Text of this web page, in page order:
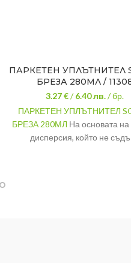
ПАРКЕТЕН УПЛЪТНИТЕЛ
БРЕЗА 280МЛ /
3.27 €/6.40лв. / бр.
ПАРКЕТЕН УПЛЪТНИТЕЛ
БРЕЗА 280МЛ На основата
дисперсия, който не